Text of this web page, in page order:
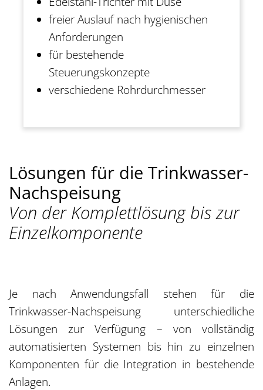
freier Auslauf nach hygienischen
Anforderungen
für bestehende
Steuerungskonzepte
verschiedene Rohrdurchmesser
Lösungen für die Trinkwasser-
Nachspeisung
Von der Komplettlösung bis zur
Einzelkomponente
Je nach Anwendungsfall stehen für die
Trinkwasser-Nachspeisung unterschiedliche
Lösungen zur Verfügung – von vollständig
automatisierten Systemen bis hin zu einzelnen
Komponenten für die Integration in bestehende
Anlagen.